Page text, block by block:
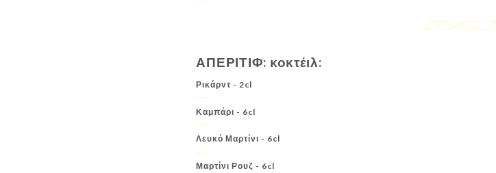
ΑΠΕΡΙΤΙΦ: κοκτέιλ:
Ρικάρντ - 2cl
Καμπάρι - 6cl
Λευκό Μαρτίνι - 6cl
Μαρτίνι Ρουζ - 6cl